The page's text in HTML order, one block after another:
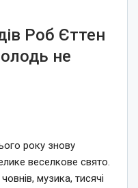
Роб Єттен
не
року знову
веселкове свято.
музика, тисячі